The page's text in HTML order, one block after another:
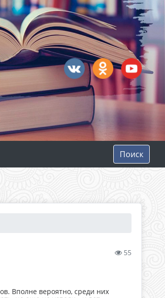
Поиск
55
Вполне вероятно, среди них